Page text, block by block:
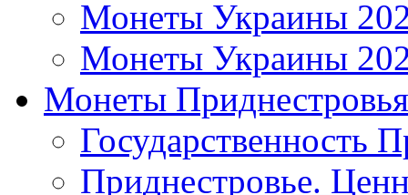
Монеты Украины
Монеты Украины
Монеты Приднестровья
Государственность
Приднестровье.